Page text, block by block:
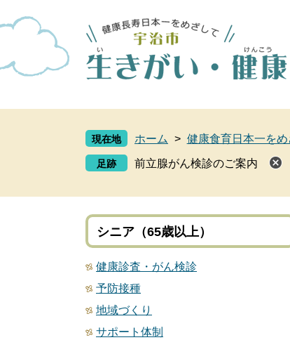
ー
で
ニ
ば
現在地 ホーム > 健康食育日本一を
前立腺がん検診のご案内
シニア（65歳以上）
健康診査・がん検診
予防接種
地域づくり
サポート体制